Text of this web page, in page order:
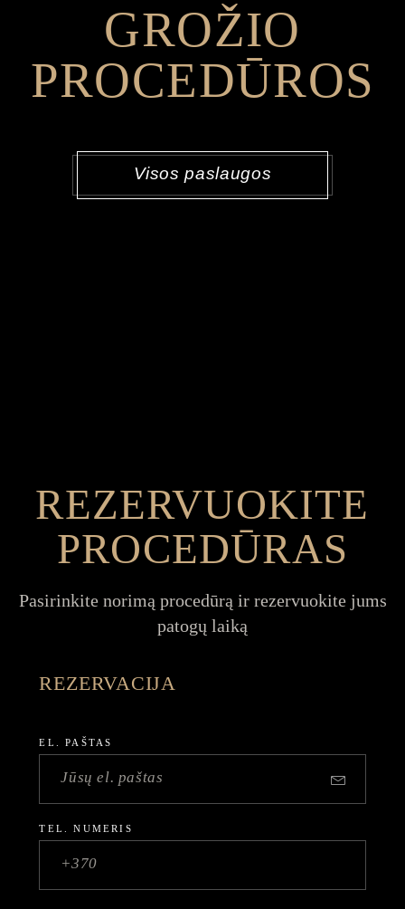
GROŽIO
PROCEDŪROS
Visos paslaugos
REZERVUOKITE
PROCEDŪRAS
Pasirinkite norimą procedūrą ir rezervuokite jums
patogų laiką
REZERVACIJA
EL. PAŠTAS
TEL. NUMERIS